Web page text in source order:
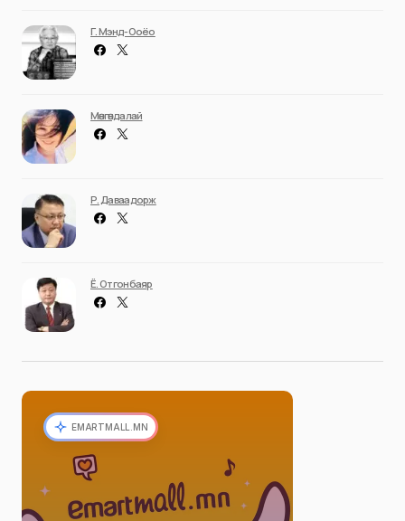
Г. Мэнд-Ооёо
Мөнгөндалай
Р. Даваадорж
Ё. Отгонбаяр
EMARTMALL.MN